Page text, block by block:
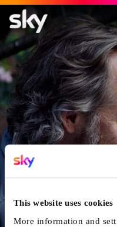
This website uses cookies
More information and
Memory